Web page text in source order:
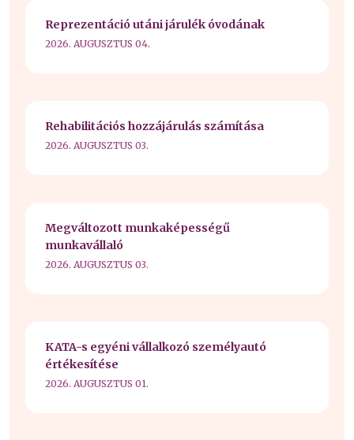
Reprezentáció utáni járulék óvodának
2026. AUGUSZTUS 04.
Rehabilitációs hozzájárulás számítása
2026. AUGUSZTUS 03.
Megváltozott munkaképességű
munkavállaló
2026. AUGUSZTUS 03.
KATA-s egyéni vállalkozó személyautó
értékesítése
2026. AUGUSZTUS 01.